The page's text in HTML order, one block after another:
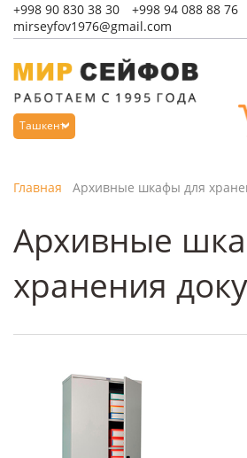
+998 90 830 38 30 +998 94 088 88 76
mirseyfov1976@gmail.com
Ташкент
Главная Архивные шкафы для
Архивные
хранения